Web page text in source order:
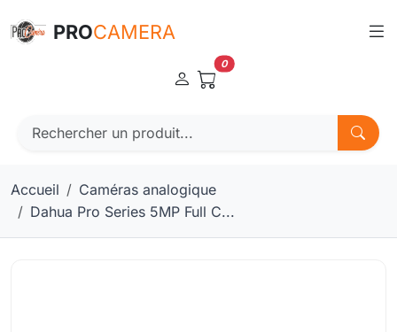
PROCAMERA
0
Accueil
Caméras analogique
Dahua Pro Series 5MP Full C...